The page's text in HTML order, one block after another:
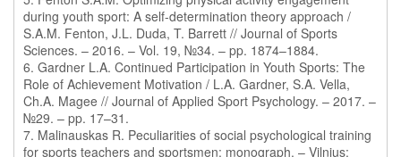
during youth sport: A self-determination theory approach /
S.A.M. Fenton, J.L. Duda, T. Barrett // Journal of Sports
Sciences. – 2016. – Vol. 19, №34. – pp. 1874–1884.
6. Gardner L.A. Continued Participation in Youth Sports: The
Role of Achievement Motivation / L.A. Gardner, S.A. Vella,
Ch.A. Magee // Journal of Applied Sport Psychology. – 2017. –
№29. – pp. 17–31.
7. Malinauskas R. Peculiarities of social psychological training
for sports teachers and sportsmen: monograph. – Vilnius: